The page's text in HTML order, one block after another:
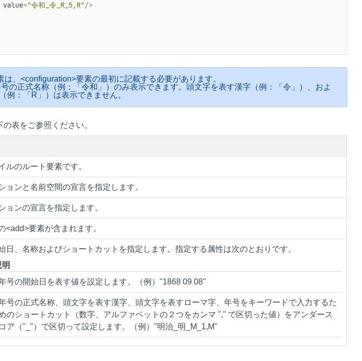
value="令和_令_R_5,R"/>
は、<configuration>要素の最初に記載する必要があります。
の正式名称（例：「令和」）のみ表示できます。頭文字を表す漢字（例：「令」）、およ
例：「R」）は表示できません。
表をご参照ください。
ルのルート要素です。
ョンと名前空間の宣言を指定します。
ョンの宣言を指定します。
<add>要素が含まれます。
日、名称およびショートカットを指定します。指定する属性は次のとおりです。
明
号の開始日を表す値を設定します。（例）"1868 09 08"
号の正式名称、頭文字を表す漢字、頭文字を表すローマ字、年号をキーワードで入力するた
のショートカット（数字、アルファベットの２つをカンマ "," で区切った値）をアンダース
コア（"_"）で区切って設定します。（例）"明治_明_M_1,M"